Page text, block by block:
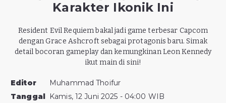
Karakter Ikonik Ini
Resident Evil Requiem bakal jadi game terbesar Capcom
dengan Grace Ashcroft sebagai protagonis baru. Simak
detail bocoran gameplay dan kemungkinan Leon Kennedy
ikut main di sini!
Editor
Muhammad Thoifur
Tanggal Kamis, 12 Juni 2025 - 04:00 WIB